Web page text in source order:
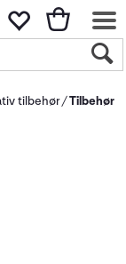
tilbehør Tilbehør